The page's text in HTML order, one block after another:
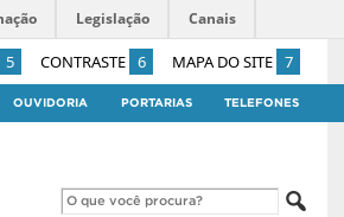
5 CONTRASTE 6 MAPA DO SITE 7
Legislação Canais
OUVIDORIA PORTARIAS TELEFONES